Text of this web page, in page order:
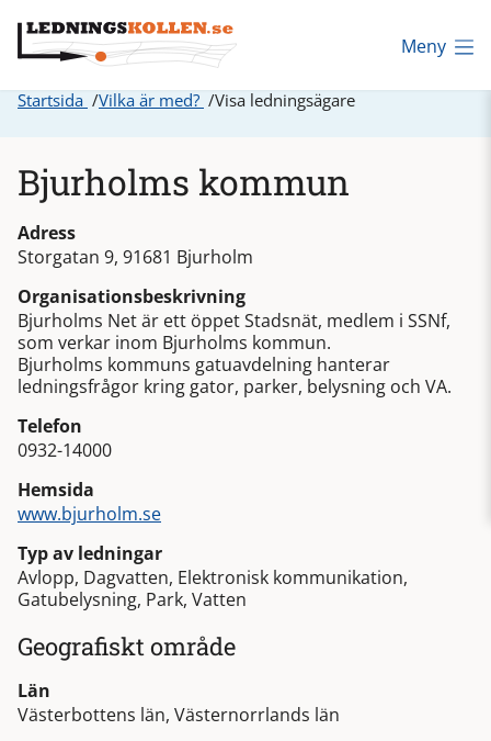
Meny
Startsida Vilka är med? Visa ledningsägare
Bjurholms kommun
Adress
Storgatan 9, 91681 Bjurholm
Organisationsbeskrivning
Bjurholms Net är ett öppet Stadsnät, medlem i SSNf,
som verkar inom Bjurholms kommun.
Bjurholms kommuns gatuavdelning hanterar
ledningsfrågor kring gator, parker, belysning och VA.
Telefon
0932-14000
Hemsida
www.bjurholm.se
Typ av ledningar
Avlopp, Dagvatten, Elektronisk kommunikation,
Gatubelysning, Park, Vatten
Geografiskt område
Län
Västerbottens län, Västernorrlands län